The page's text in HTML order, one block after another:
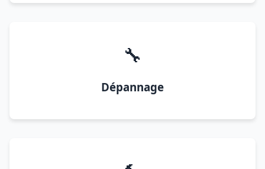
🔧
Dépannage